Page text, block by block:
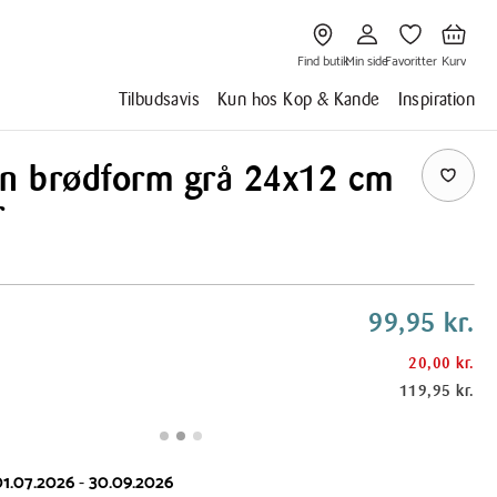
Gå
til
Find
butik
Find butik
til
Min
side
Min side
til
Favoritter
Favoritter
til
Kurv
Kurv
Tilbudsavis Kun hos Kop & Kande Inspiration
brødform grå 24x12 cm
99,95 kr.
20,00 kr.
119,95 kr.
-30.09.2026